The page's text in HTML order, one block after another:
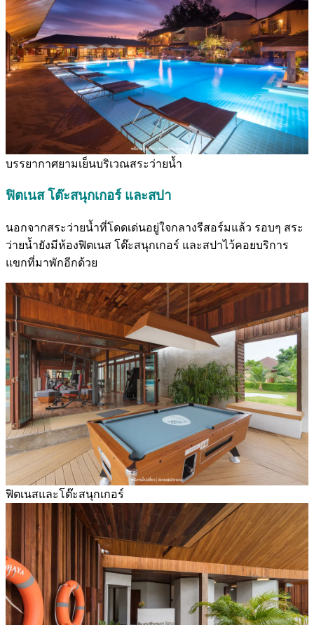
บรรยากาศยามเย็นบริเวณสระว่ายน้ำ
ฟิตเนส โต๊ะสนุกเกอร์ และสปา
นอกจากสระว่ายน้ำที่โดดเด่นอยู่ใจกลางรีสอร์มแล้ว รอบๆ สระ
ว่ายน้ำยังมีห้องฟิตเนส โต๊ะสนุกเกอร์ และสปาไว้คอยบริการ
แขกที่มาพักอีกด้วย
ฟิตเนสและโต๊ะสนุกเกอร์